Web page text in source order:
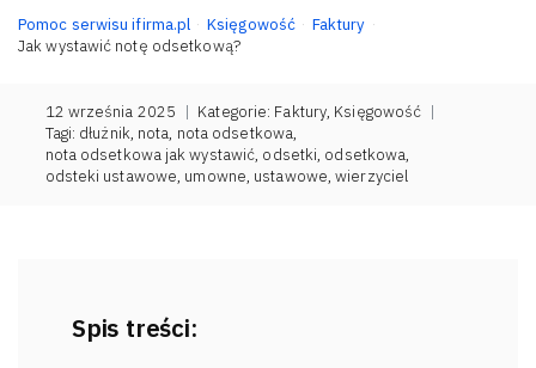
Pomoc serwisu ifirma.pl Księgowość
Faktury
Jak wystawić notę odsetkową?
12 września 2025 | Kategorie: Faktury, Księgowość |
Tagi: dłużnik, nota, nota odsetkowa,
nota odsetkowa jak wystawić, odsetki, odsetkowa,
odsteki ustawowe, umowne, ustawowe,wierzyciel
Spis treści: